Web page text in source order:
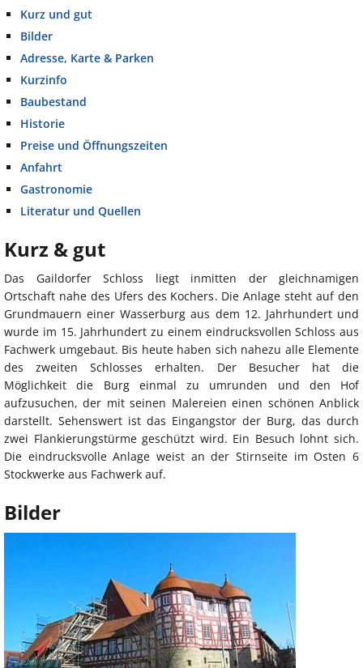
Kurz und gut
Bilder
Adresse, Karte & Parken
Kurzinfo
Baubestand
Historie
Preise und Öffnungszeiten
Anfahrt
Gastronomie
Literatur und Quellen
Kurz & gut
Das Gaildorfer Schloss liegt inmitten der gleichnamigen
Ortschaft nahe des Ufers des Kochers. Die Anlage steht auf den
Grundmauern einer Wasserburg aus dem 12. Jahrhundert und
wurde im 15. Jahrhundert zu einem eindrucksvollen Schloss aus
Fachwerk umgebaut. Bis heute haben sich nahezu alle Elemente
des zweiten Schlosses erhalten. Der Besucher hat die
Möglichkeit die Burg einmal zu umrunden und den Hof
aufzusuchen, der mit seinen Malereien einen schönen Anblick
darstellt. Sehenswert ist das Eingangstor der Burg, das durch
zwei Flankierungstürme geschützt wird. Ein Besuch lohnt sich.
Die eindrucksvolle Anlage weist an der Stirnseite im Osten 6
Stockwerke aus Fachwerk auf.
Bilder